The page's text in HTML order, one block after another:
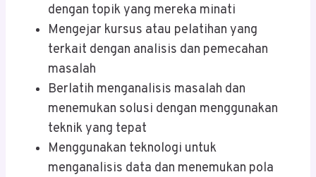
dengan topik yang mereka minati
Mengejar kursus atau pelatihan yang
terkait dengan analisis dan pemecahan
masalah
Berlatih menganalisis masalah dan
menemukan solusi dengan menggunakan
teknik yang tepat
Menggunakan teknologi untuk
menganalisis data dan menemukan pola